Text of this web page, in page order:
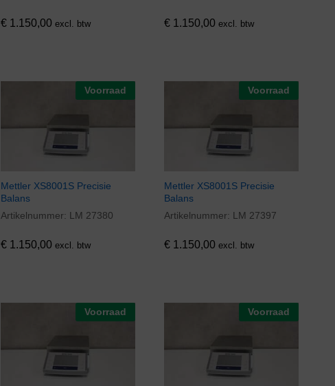
€1.150,00 excl. btw €1.150,00 excl. btw
Voorraad
Mettler XS8001S Precisie
Balans
Artikelnummer: LM 27380
€1.150,00 excl. btw
€1.150,00
Voorraad
Mettler XS8001S Precisie
Balans
Artikelnummer: LM 27397
€1.150,00 excl. btw
€1.150,00
Voorraad Voorraad